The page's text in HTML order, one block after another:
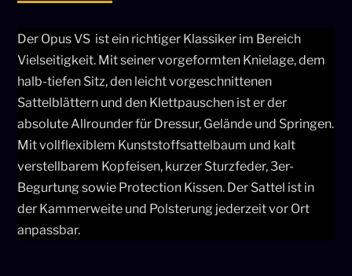
Der Opus VS ist ein richtiger Klassiker im Bereich
Vielseitigkeit. Mit seiner vorgeformten Knielage, dem
halb-tiefen Sitz, den leicht vorgeschnittenen
Sattelblättern und den Klettpauschen ist er der
absolute Allrounder für Dressur, Gelände und Springen.
Mit vollflexiblem Kunststoffsattelbaum und kalt
verstellbarem Kopfeisen, kurzer Sturzfeder, 3er-
Begurtung sowie Protection Kissen. Der Sattel ist in
der Kammerweite und Polsterung jederzeit vor Ort
anpassbar.